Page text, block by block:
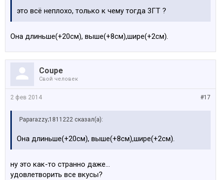
это всё неплохо, только к чему тогда 3ГТ ?
Она длиньше(+20см), выше(+8см),шире(+2см).
Coupe
Свой человек
#17
2 фев 2014
Paparazzy;1811222 сказал(а):
Она длиньше(+20см), выше(+8см),шире(+2см).
ну это как-то странно даже...
удовлетворить все вкусы?